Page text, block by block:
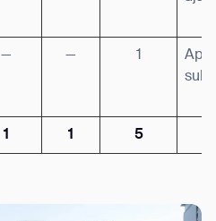
— — 1
1 1 5